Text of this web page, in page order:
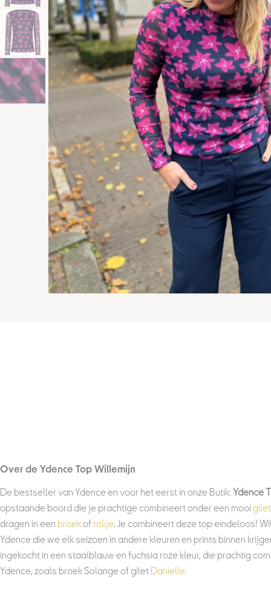
Over de Ydence Top Willemijn
De bestseller van Ydence en voor het eerst in onze Butik: Ydence
opstaande boord die je prachtige combineert onder een mooi gilet
dragen in een broekof rokje. Je combineert deze top eindeloos!
Ydence die we elk seizoen in andere kleuren en prints binnen
ingekocht in een staalblauw en fuchsia roze kleur, die prachtig
Ydence, zoals broek Solange of gilet Danielle.